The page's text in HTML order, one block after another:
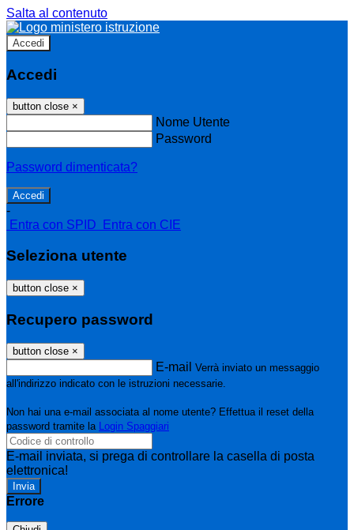
Salta al contenuto
Accedi
Accedi
button close ×
Nome Utente
Password
Password dimenticata?
-
Entra con SPID
Entra con CIE
Seleziona utente
button close ×
Recupero password
button close ×
E-mail Verrà inviato un messaggio
all'indirizzo indicato con le istruzioni necessarie.
Non hai una e-mail associata al nome utente? Effettua il reset della
password tramite la Login Spaggiari
E-mail inviata, si prega di controllare la casella di posta
elettronica!
Errore